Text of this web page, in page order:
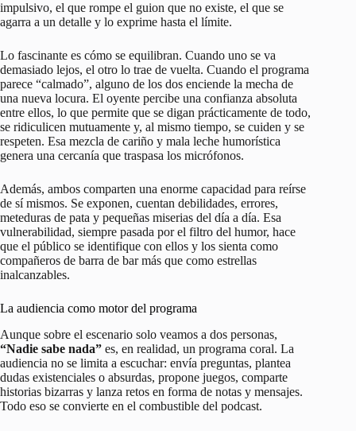
impulsivo, el que rompe el guion que no existe, el que se
agarra a un detalle y lo exprime hasta el límite.
Lo fascinante es cómo se equilibran. Cuando uno se va
demasiado lejos, el otro lo trae de vuelta. Cuando el programa
parece “calmado”, alguno de los dos enciende la mecha de
una nueva locura. El oyente percibe una confianza absoluta
entre ellos, lo que permite que se digan prácticamente de todo,
se ridiculicen mutuamente y, al mismo tiempo, se cuiden y se
respeten. Esa mezcla de cariño y mala leche humorística
genera una cercanía que traspasa los micrófonos.
Además, ambos comparten una enorme capacidad para reírse
de sí mismos. Se exponen, cuentan debilidades, errores,
meteduras de pata y pequeñas miserias del día a día. Esa
vulnerabilidad, siempre pasada por el filtro del humor, hace
que el público se identifique con ellos y los sienta como
compañeros de barra de bar más que como estrellas
inalcanzables.
La audiencia como motor del programa
Aunque sobre el escenario solo veamos a dos personas,
“Nadie sabe nada” es, en realidad, un programa coral. La
audiencia no se limita a escuchar: envía preguntas, plantea
dudas existenciales o absurdas, propone juegos, comparte
historias bizarras y lanza retos en forma de notas y mensajes.
Todo eso se convierte en el combustible del podcast.